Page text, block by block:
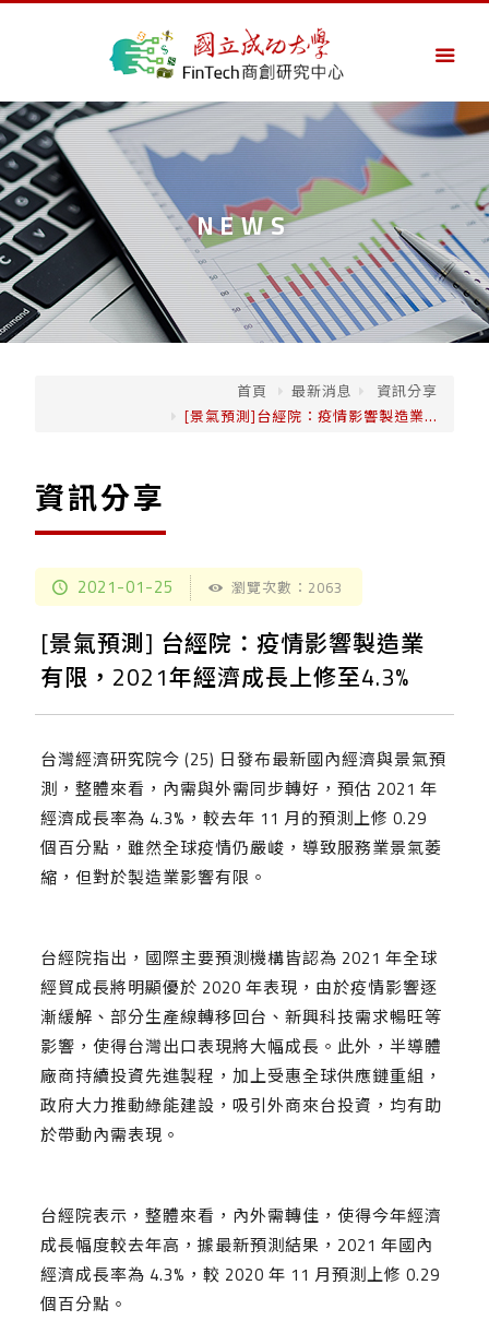
NEWS
首頁 最新消息
資訊分享
[景氣預測]台經院：疫情影響製造業...
資訊分享
2021-01-25 瀏覽次數：2063
[景氣預測] 台經院：疫情影響製造業
有限，2021年經濟成長上修至4.3%
台灣經濟研究院今 (25) 日發布最新國內經濟與景氣預
測，整體來看，內需與外需同步轉好，預估 2021 年
經濟成長率為 4.3%，較去年 11 月的預測上修 0.29
個百分點，雖然全球疫情仍嚴峻，導致服務業景氣萎
縮，但對於製造業影響有限。
台經院指出，國際主要預測機構皆認為 2021 年全球
經貿成長將明顯優於 2020 年表現，由於疫情影響逐
漸緩解、部分生產線轉移回台、新興科技需求暢旺等
影響，使得台灣出口表現將大幅成長。此外，半導體
廠商持續投資先進製程，加上受惠全球供應鏈重組，
政府大力推動綠能建設，吸引外商來台投資，均有助
於帶動內需表現。
台經院表示，整體來看，內外需轉佳，使得今年經濟
成長幅度較去年高，據最新預測結果，2021 年國內
經濟成長率為 4.3%，較 2020 年 11 月預測上修 0.29
個百分點。